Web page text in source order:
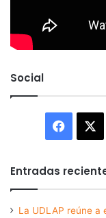
Social
Entradas
La UDLAP reúne a